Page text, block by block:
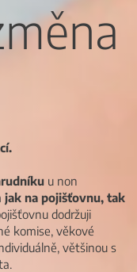
u non
jak na pojišťovnu, tak
dodržuji
komise, věkové
většinou s